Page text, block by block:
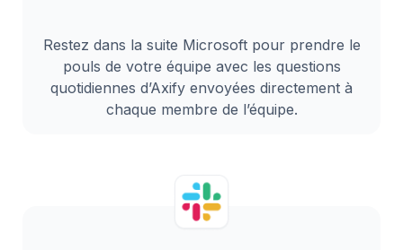
Restez dans la suite Microsoft pour prendre le
pouls de votre équipe avec les questions
quotidiennes d’Axify envoyées directement à
chaque membre de l’équipe.